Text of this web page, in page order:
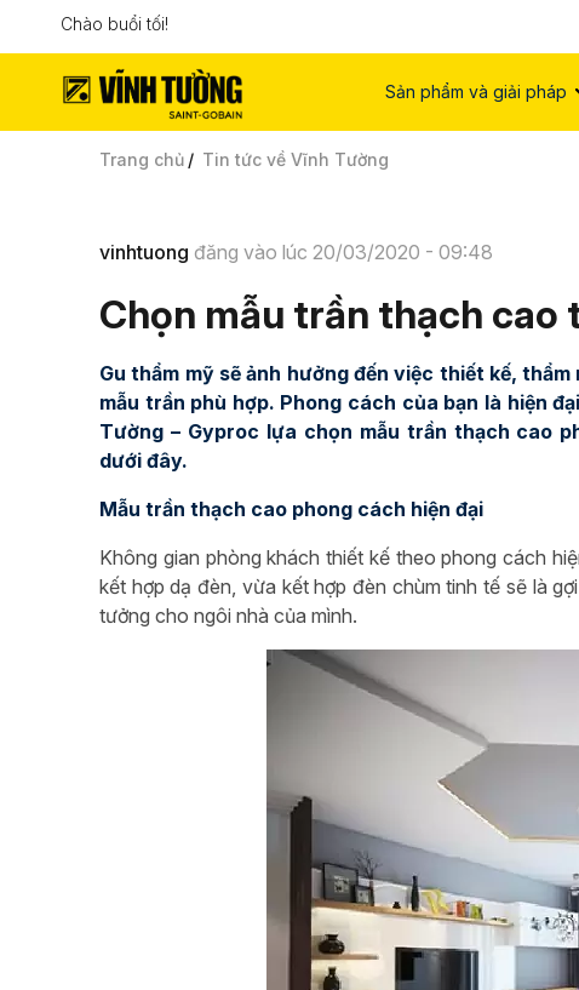
Sản phẩm và giải pháp
Chào buổi tối!
Trang chủ Tin tức về Vĩnh Tường
vinhtuong đăng vào lúc 20/03/2020 - 09:48
Chọn mẫu trần thạch cao
Gu thẩm mỹ sẽ ảnh hưởng đến việc thiết kế,
mẫu trần phù hợp. Phong cách của bạn là hiện
Tường – Gyproc lựa chọn mẫu trần thạch cao
dưới đây.
Mẫu trần thạch cao phong cách hiện đại
Không gian phòng khách thiết kế theo phong cách
kết hợp dạ đèn, vừa kết hợp đèn chùm tinh tế sẽ là
tưởng cho ngôi nhà của mình.